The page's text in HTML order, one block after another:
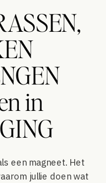
in
een magneet. Het
jullie doen wat